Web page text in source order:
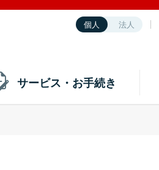
個人 法人
サービス・お手続き